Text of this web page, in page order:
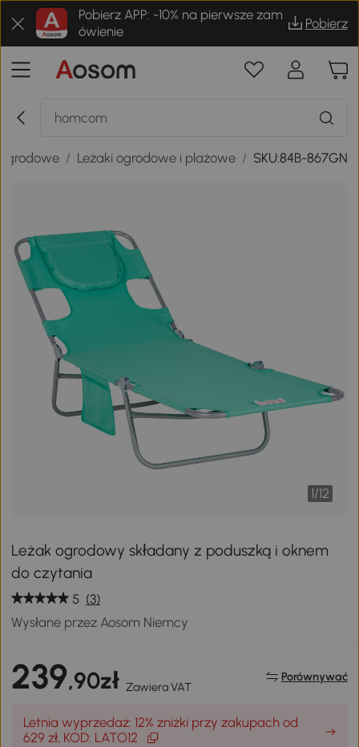
Pobierz APP: -10% na pierwsze zam
ówienie
Pobierz
/ Leżaki ogrodowe i plażowe / SKU:84B-867GN
1/12
Leżak ogrodowy składany z poduszką i oknem
do czytania
5 (3)
Wysłane przez Aosom Niemcy
239,90zł Zawiera VAT
Porównywać
Letnia wyprzedaż: 12% zniżki przy zakupach od
629 zł, KOD: LATO12